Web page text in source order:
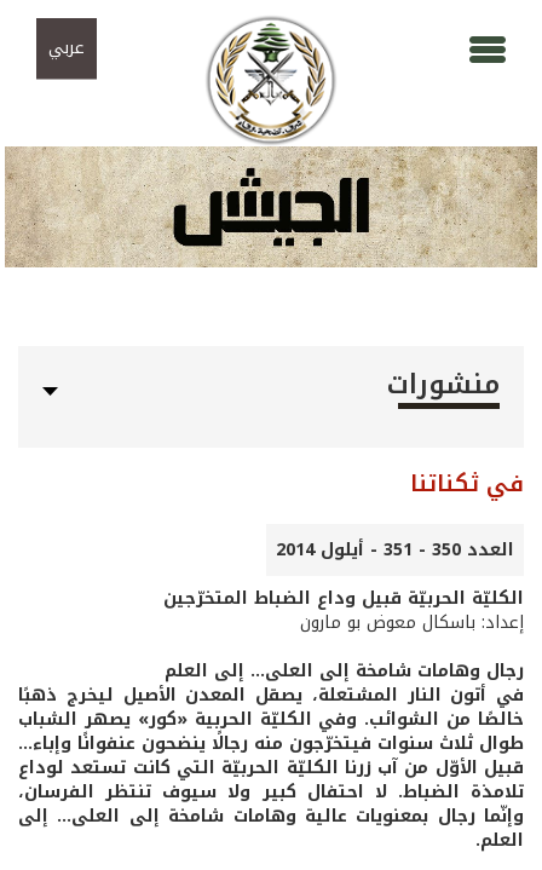
عربي
منشورات
في ثكناتنا
العدد 350 - 351 - أيلول 2014
الكليّة الحربيّة قبيل وداع الضباط المتخرّجين
إعداد: باسكال معوض بو مارون
رجال وهامات شامخة إلى العلى... إلى العلم
في أتون النار المشتعلة، يصقل المعدن الأصيل ليخرج ذهبًا
خالصًا من الشوائب. وفي الكليّة الحربية «كور» يصهر الشباب
طوال ثلاث سنوات فيتخرّجون منه رجالًا ينضحون عنفوانًا وإباء...
قبيل الأوّل من آب زرنا الكليّة الحربيّة التي كانت تستعد لوداع
تلامذة الضباط. لا احتفال كبير ولا سيوف تنتظر الفرسان،
وإنّما رجال بمعنويات عالية وهامات شامخة إلى العلى... إلى
العلم.